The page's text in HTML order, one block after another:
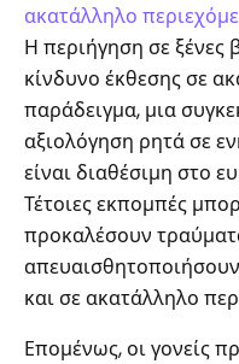
ακατάλληλο
Η περιήγηση σε ξένες
κίνδυνο έκθεσης σε
παράδειγμα, μια
αξιολόγηση ρητά σε
είναι διαθέσιμη στο
Τέτοιες εκπομπές
προκαλέσουν
και σε ακατάλληλο
Επομένως, οι γονείς